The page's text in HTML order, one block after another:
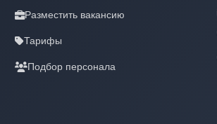
Разместить вакансию
Тарифы
Подбор персонала